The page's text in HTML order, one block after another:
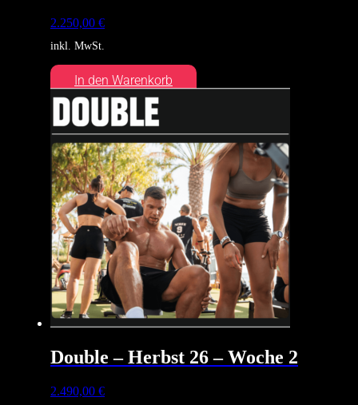
2.250,00 €
inkl. MwSt.
In den Warenkorb
Double – Herbst 26 – Woche 2
2.490,00 €